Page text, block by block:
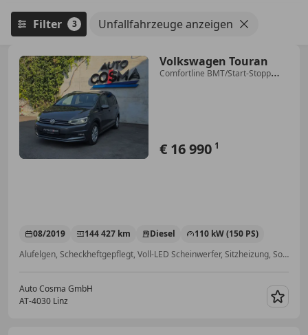
Filter 3 Unfallfahrzeuge anzeigen
Volkswagen Touran
Comfortline BMT/Start-Stopp
€ 16 990 1
08/2019 144 427 km Diesel
110 kW (150 PS)
Alufelgen, Scheckheftgepflegt, Voll-LED Scheinwerfer, Sitzheizung, Sommerreifen, Abstandstempomat, Sportsitze, Einparkhilfe Sensoren vorne
Auto Cosma GmbH
AT-4030 Linz